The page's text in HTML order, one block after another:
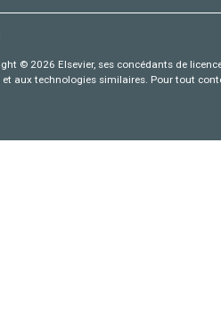
© 2026 Elsevier, ses concédants de
aux technologies similaires. Pour tout